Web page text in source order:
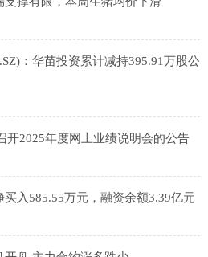
：华苗投资累计减持395.91万股公
开2025年度网上业绩说明会的公告
入585.55万元，融资余额3.39亿元